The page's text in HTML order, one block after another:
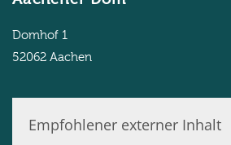
Domhof 1
52062 Aachen
Empfohlener externer Inhalt